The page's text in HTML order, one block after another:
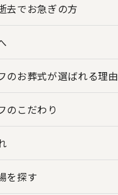
去でお急ぎの方
のお葬式が選ばれる理由
のこだわり
を探す